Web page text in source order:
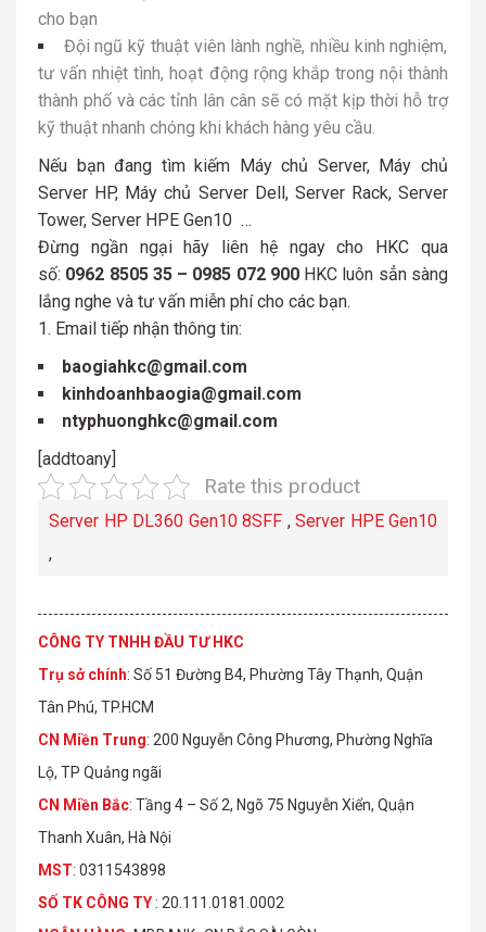
cho bạn
Đội ngũ kỹ thuật viên lành nghề, nhiều kinh nghiệm,
tư vấn nhiệt tình, hoạt động rộng khắp trong nội thành
thành phố và các tỉnh lân cân sẽ có mặt kịp thời hỗ trợ
kỹ thuật nhanh chóng khi khách hàng yêu cầu.
Nếu bạn đang tìm kiếm Máy chủ Server, Máy chủ
Server HP, Máy chủ Server Dell, Server Rack, Server
Tower, Server HPE Gen10 …
Đừng ngần ngại hãy liên hệ ngay cho HKC qua
số: 0962 8505 35 – 0985 072 900HKC luôn sẳn sàng
lắng nghe và tư vấn miễn phí cho các bạn.
Email tiếp nhận thông tin:
baogiahkc@gmail.com
kinhdoanhbaogia@gmail.com
ntyphuonghkc@gmail.com
[addtoany]
Rate this product
Server HP DL360 Gen10 8SFF , Server HPE Gen10
,
CÔNG TY TNHH ĐẦU TƯ HKC
Trụ sở chính: Số 51 Đường B4, Phường Tây Thạnh, Quận
Tân Phú, TP.HCM
CN Miền Trung: 200 Nguyễn Công Phương, Phường Nghĩa
Lộ, TP Quảng ngãi
CN Miền Bắc: Tầng 4 – Số 2, Ngõ 75 Nguyễn Xiển, Quận
Thanh Xuân, Hà Nội
MST: 0311543898
SỐ TK CÔ NG TY : 20.111.0181.0002